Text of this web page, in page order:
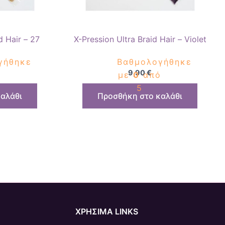
Hair – 27 X-Pression Ultra Braid Hair – Violet
Βαθμολογήθηκε
με0από
5
9,90€
Προσθήκη στο καλάθι
ΧΡΗΣΙΜΑ LINKS